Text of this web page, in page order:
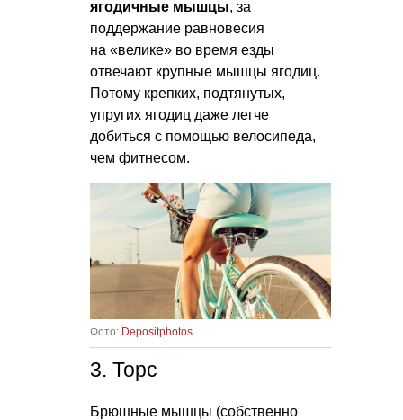
ягодичные мышцы, за
поддержание равновесия
на «велике» во время езды
отвечают крупные мышцы ягодиц.
Потому крепких, подтянутых,
упругих ягодиц даже легче
добиться с помощью велосипеда,
чем фитнесом.
Фото: Depositphotos
3. Торс
Брюшные мышцы (собственно